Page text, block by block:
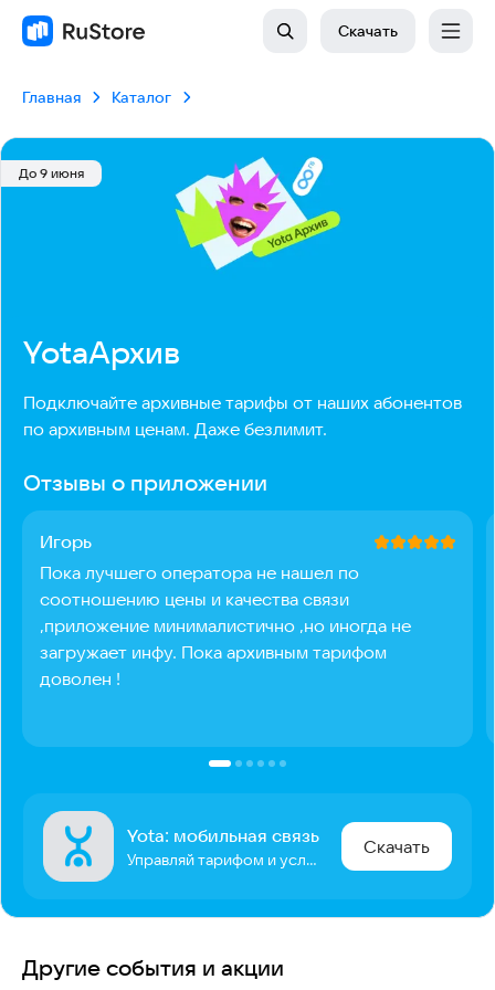
Скачать
Главная Каталог
До 9 июня
YotaАрхив
Подключайте архивные тарифы от наших абонентов
по архивным ценам. Даже безлимит.
Отзывы о приложении
Игорь
Пока лучшего оператора не нашел по
соотношению цены и качества связи
,приложение минималистично ,но иногда не
загружает инфу. Пока архивным тарифом
доволен !
Yota: мобильная связь
Управляй тарифом и услугами
Скачать
Другие события и акции